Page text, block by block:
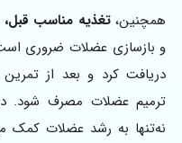
همچنین،تغذیه مناسب
و بازسازی عضلات ضروری
دریافت کرد و بعد از تمرین
ترمیم عضلات مصرف شود.
نه‌تنها به رشد عضلات کمک